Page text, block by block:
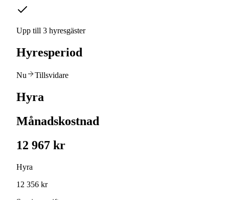
Upp till 3 hyresgäster
Hyresperiod
Nu Tillsvidare
Hyra
Månadskostnad
12 967 kr
Hyra
12 356 kr